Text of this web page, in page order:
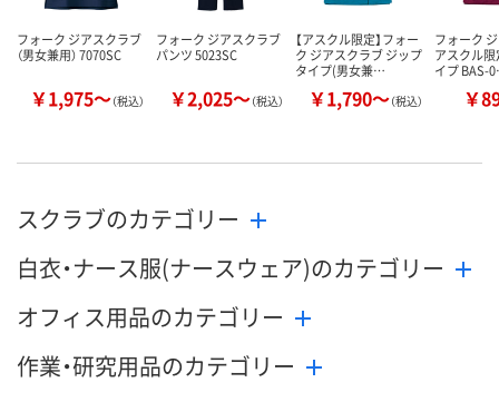
フォーク ジアスクラブ
（男女兼用） 7070SC
￥1,975～（税込）
フォーク ジアスクラブ
パンツ 5023SC
￥2,025～（税込）
【アスクル限定】フォー
ク ジアスクラブ ジップ
タイプ(男女兼…
￥1,790～（税込）
フォーク
アスクル
イプ BAS-
￥
スクラブのカテゴリー
白衣・ナース服(ナースウェア)のカテゴリー
オフィス用品のカテゴリー
作業・研究用品のカテゴリー